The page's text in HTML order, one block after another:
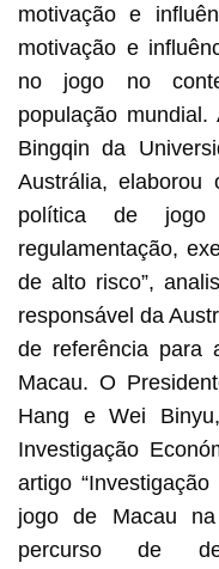
motivação e
motivação e
no jogo no
população
Bingqin da
Austrália, elaborou
política de jogo
regulamentação,
de alto risco”,
responsável da
de referência para
Macau. O
Hang e Wei
Investigação
artigo
jogo de Macau
percurso de